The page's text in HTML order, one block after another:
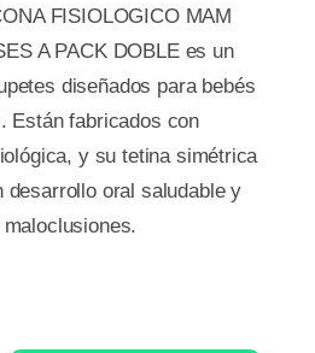
FISIOLOGICO MAM
A PACK DOBLE es un
diseñados para bebés
Están fabricados con
y su tetina simétrica
desarrollo oral saludable y